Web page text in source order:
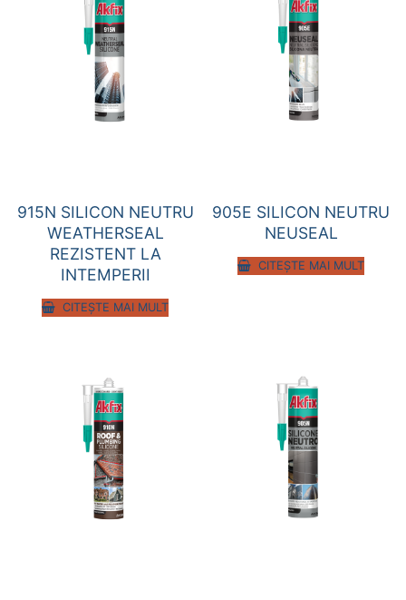
915N SILICON NEUTRU
WEATHERSEAL
REZISTENT LA
INTEMPERII
CITEȘTE MAI MULT
905E SILICON NEUTRU
NEUSEAL
CITEȘTE MAI MULT